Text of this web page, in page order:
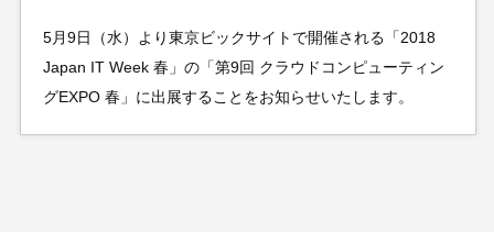
5月9日（水）より東京ビックサイトで開催される「2018
Japan IT Week 春」の「第9回 クラウドコンピューティン
グEXPO 春」に出展することをお知らせいたします。